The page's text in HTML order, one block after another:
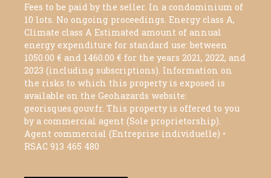
Fees to be paid by the seller. In a condominium of
10 lots. No ongoing proceedings. Energy class A,
Climate class A Estimated amount of annual
energy expenditure for standard use: between
1050.00 € and 1460.00 € for the years 2021, 2022, and
2023 (including subscriptions). Information on
the risks to which this property is exposed is
available on the Geohazards website:
georisques.gouv.fr. This property is offered to you
by a commercial agent (Sole proprietorship).
Agent commercial (Entreprise individuelle) •
RSAC 913 465 480